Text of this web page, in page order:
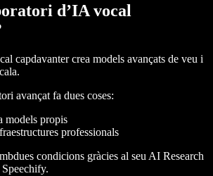
d’IA vocal
capdavanter crea models avançats de veu i
avançat fa dues coses:
models propis
professionals
condicions gràcies al seu AI Research
Speechify.